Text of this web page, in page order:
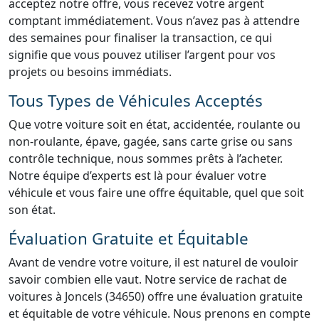
acceptez notre offre, vous recevez votre argent
comptant immédiatement. Vous n’avez pas à attendre
des semaines pour finaliser la transaction, ce qui
signifie que vous pouvez utiliser l’argent pour vos
projets ou besoins immédiats.
Tous Types de Véhicules Acceptés
Que votre voiture soit en état, accidentée, roulante ou
non-roulante, épave, gagée, sans carte grise ou sans
contrôle technique, nous sommes prêts à l’acheter.
Notre équipe d’experts est là pour évaluer votre
véhicule et vous faire une offre équitable, quel que soit
son état.
Évaluation Gratuite et Équitable
Avant de vendre votre voiture, il est naturel de vouloir
savoir combien elle vaut. Notre service de rachat de
voitures à Joncels (34650) offre une évaluation gratuite
et équitable de votre véhicule. Nous prenons en compte